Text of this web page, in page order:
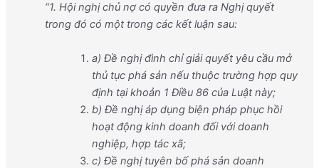
“1. Hội nghị chủ nợ có quyền đưa ra Nghị quyết
trong đó có một trong các kết luận sau:
a) Đề nghị đình chỉ giải quyết yêu cầu mở
thủ tục phá sản nếu thuộc trường hợp quy
định tại khoản 1 Điều 86 của Luật này;
b) Đề nghị áp dụng biện pháp phục hồi
hoạt động kinh doanh đối với doanh
nghiệp, hợp tác xã;
c) Đề nghị tuyên bố phá sản doanh